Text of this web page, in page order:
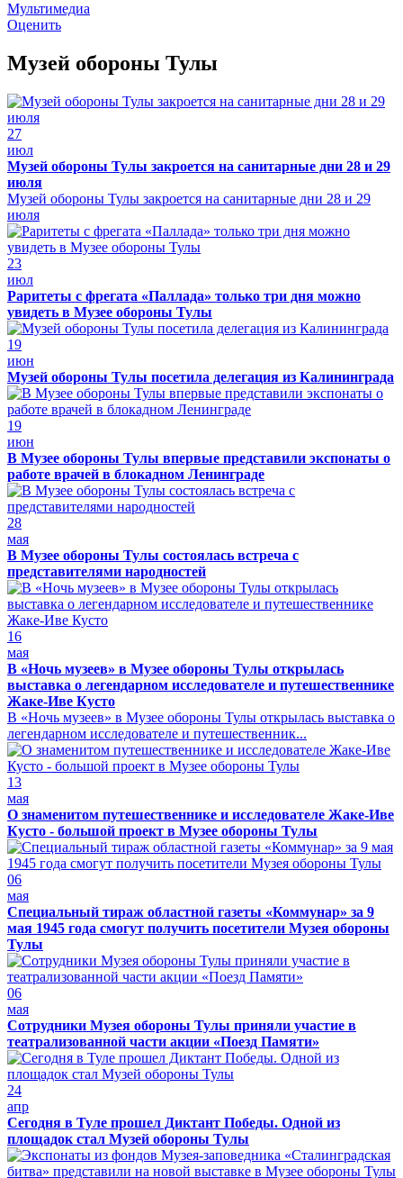
Мультимедиа
Оценить
Музей обороны Тулы
27
июл
Музей обороны Тулы закроется на санитарные дни 28 и 29
июля
Музей обороны Тулы закроется на санитарные дни 28 и 29
июля
23
июл
Раритеты с фрегата «Паллада» только три дня можно
увидеть в Музее обороны Тулы
19
июн
Музей обороны Тулы посетила делегация из Калининграда
19
июн
В Музее обороны Тулы впервые представили экспонаты о
работе врачей в блокадном Ленинграде
28
мая
В Музее обороны Тулы состоялась встреча с
представителями народностей
16
мая
В «Ночь музеев» в Музее обороны Тулы открылась
выставка о легендарном исследователе и путешественнике
Жаке-Иве Кусто
В «Ночь музеев» в Музее обороны Тулы открылась выставка о
легендарном исследователе и путешественник...
13
мая
О знаменитом путешественнике и исследователе Жаке-Иве
Кусто - большой проект в Музее обороны Тулы
06
мая
Специальный тираж областной газеты «Коммунар» за 9
мая 1945 года смогут получить посетители Музея обороны
Тулы
06
мая
Сотрудники Музея обороны Тулы приняли участие в
театрализованной части акции «Поезд Памяти»
24
апр
Сегодня в Туле прошел Диктант Победы. Одной из
площадок стал Музей обороны Тулы